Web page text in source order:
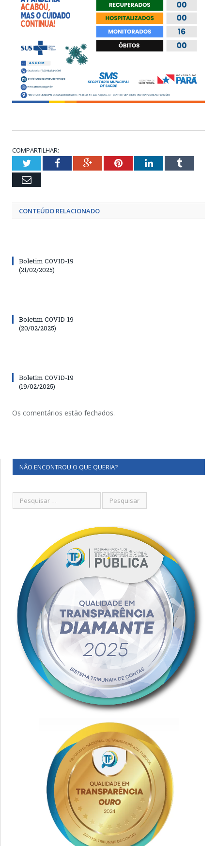
COMPARTILHAR:
TwitterFacebookGoogle+PinterestLinkedInTumblr
Email
CONTEÚDO RELACIONADO
Boletim COVID-19
(21/02/2025)
Boletim COVID-19
(20/02/2025)
Boletim COVID-19
(19/02/2025)
Os comentários estão fechados.
NÃO ENCONTROU O QUE QUERIA?